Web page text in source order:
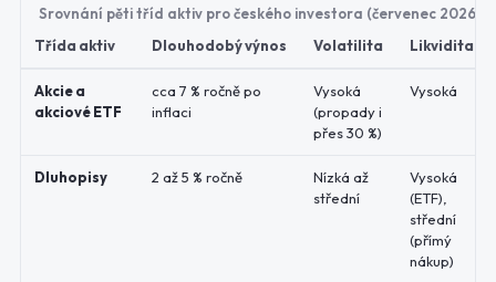
Srovnání pěti tříd aktiv pro českého investora (červenec 2026)
Třída aktiv
Dlouhodobý výnos Volatilita Likvidita
Akcie a
akciové ETF
cca 7 % ročně po
inflaci
Vysoká
(propady i
přes 30 %)
Vysoká
Dluhopisy 2 až 5 % ročně
Nízká až
střední
Vysoká
(ETF),
střední
(přímý
nákup)